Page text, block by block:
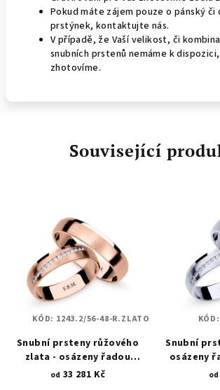
Pokud máte zájem pouze o pánský či
prstýnek, kontaktujte nás.
V případě, že Vaší velikost, či
snubních prstenů nemáme k
zhotovíme.
Související
Snubní prsteny růžového
zlata - osázeny řadou
zirkonových kamenů 1243.2
od 33 281 Kč
KÓD: 1243.2/56-48-R.ZLATO
Snubní
osázeny
od
KÓD: